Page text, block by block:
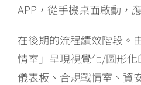
APP，從手機桌面啟動，
在後期的流程績效階段。
情室」呈現視覺化/圖形
儀表板、合規戰情室、資